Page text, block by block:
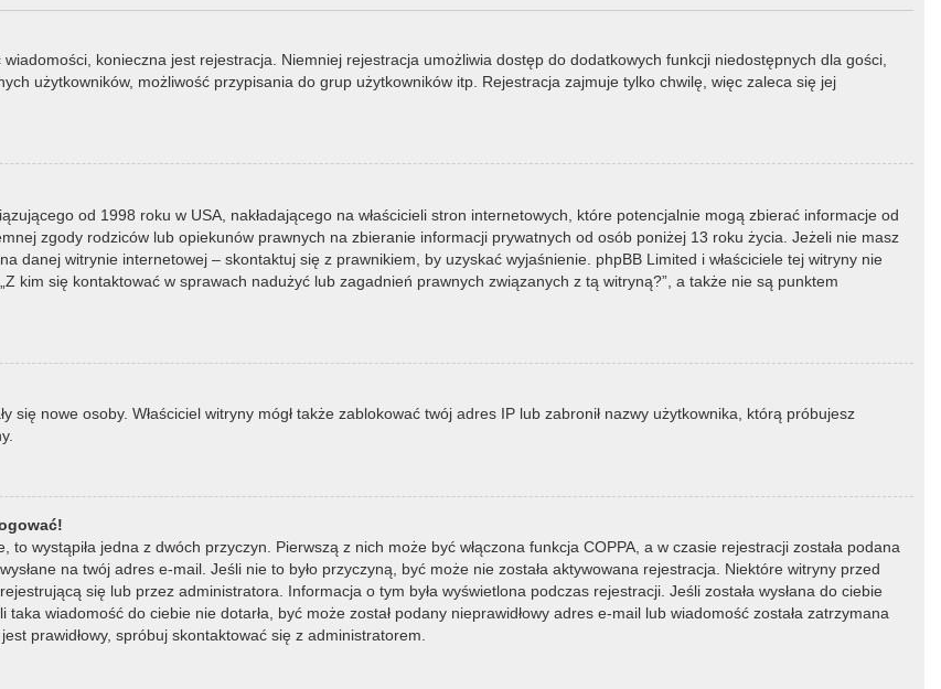
konieczna jest rejestracja. Niemniej rejestracja umożliwia dostęp do dodatkowych funkcji niedostępnych dla gości,
użytkowników, możliwość przypisania do grup użytkowników itp. Rejestracja zajmuje tylko chwilę, więc zaleca się jej
od 1998 roku w USA, nakładającego na właścicieli stron internetowych, które potencjalnie mogą zbierać informacje od
zgody rodziców lub opiekunów prawnych na zbieranie informacji prywatnych od osób poniżej 13 roku życia. Jeżeli nie masz
danej witrynie internetowej – skontaktuj się z prawnikiem, by uzyskać wyjaśnienie. phpBB Limited i właściciele tej witryny nie
kim się kontaktować w sprawach nadużyć lub zagadnień prawnych związanych z tą witryną?”, a także nie są punktem
się nowe osoby. Właściciel witryny mógł także zablokować twój adres IP lub zabronił nazwy użytkownika, którą próbujesz
wystąpiła jedna z dwóch przyczyn. Pierwszą z nich może być włączona funkcja COPPA, a w czasie rejestracji została podana
na twój adres e-mail. Jeśli nie to było przyczyną, być może nie została aktywowana rejestracja. Niektóre witryny przed
się lub przez administratora. Informacja o tym była wyświetlona podczas rejestracji. Jeśli została wysłana do ciebie
wiadomość do ciebie nie dotarła, być może został podany nieprawidłowy adres e-mail lub wiadomość została zatrzymana
prawidłowy, spróbuj skontaktować się z administratorem.